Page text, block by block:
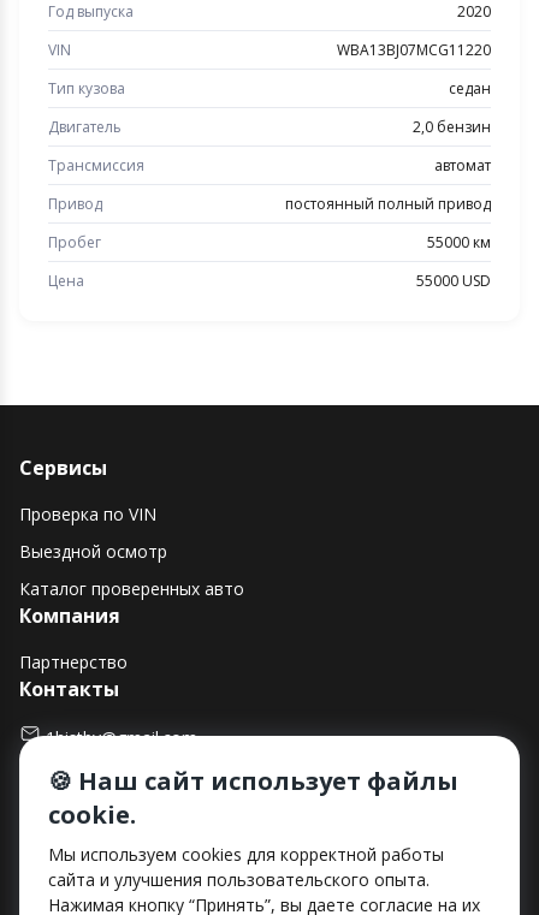
Год выпуска
2020
VIN
WBA13BJ07MCG11220
Тип кузова
седан
Двигатель
2,0 бензин
Трансмиссия
автомат
Привод
постоянный полный привод
Пробег
55000 км
Цена
55000 USD
Сервисы
Проверка по VIN
Выездной осмотр
Каталог проверенных авто
Компания
Партнерство
Контакты
1histby@gmail.com
+375 (29) 182-90-00
г. Минск, ул. Макаенка, д. 12Е, пом. 282
Способы оплаты
🍪 Наш сайт использует файлы
cookie.
Мы используем cookies для корректной работы
сайта и улучшения пользовательского опыта.
Нажимая кнопку “Принять”, вы даете согласие на их